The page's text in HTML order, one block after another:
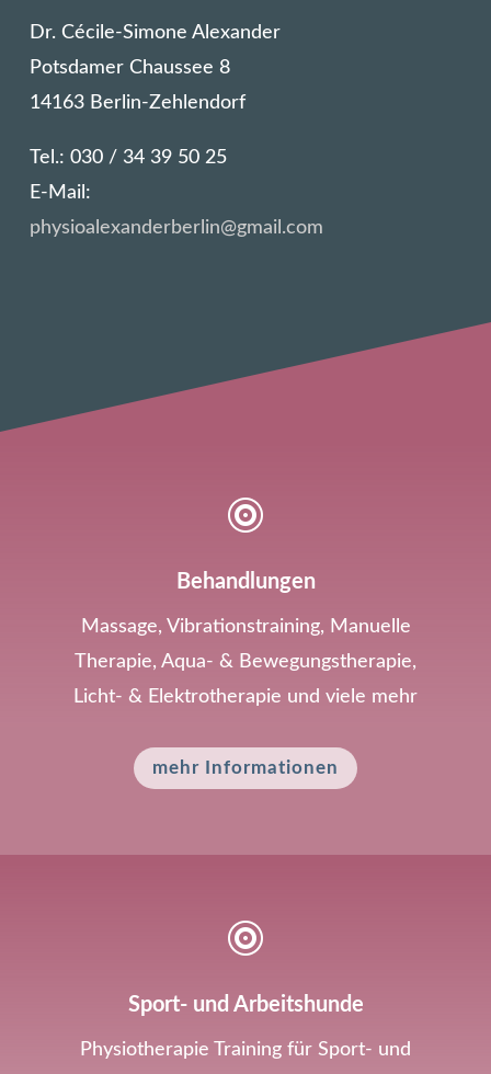
Dr. Cécile-Simone Alexander
Potsdamer Chaussee 8
14163 Berlin-Zehlendorf
Tel.: 030 / 34 39 50 25
E-Mail:
physioalexanderberlin@gmail.com

Behandlungen
Massage, Vibrationstraining, Manuelle
Therapie, Aqua- & Bewegungstherapie,
Licht- & Elektrotherapie und viele mehr
mehr Informationen

Sport- und Arbeitshunde
Physiotherapie Training für Sport- und